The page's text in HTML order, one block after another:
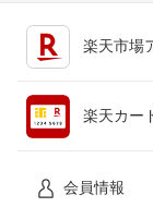
楽天市場
楽天カー
会員情報